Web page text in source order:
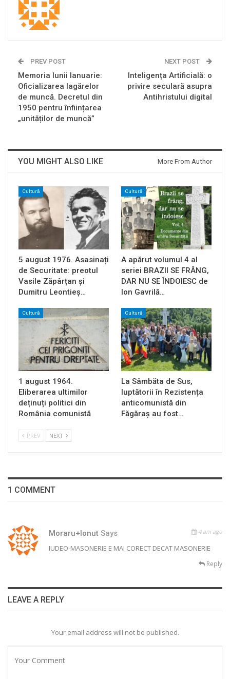
PREV POST
Memoria lunii Ianuarie:
Oficializarea lagărelor
de muncă. Decretul din
1950 pentru înființarea
„unităților de muncă”
NEXT POST
Inteligența Artificială: o
privire seculară asupra
Antihristului digital
YOU MIGHT ALSO LIKE More From Author
Cultură
5 august 1976. Asasinați
de Securitate: preotul
Vasile Zăpârțan și
Dumitru Leontieș…
Cultură
A apărut volumul 4 al
seriei BRAZII SE FRÂNG,
DAR NU SE ÎNDOIESC de
Ion Gavrilă…
Cultură
1 august 1964.
Eliberarea ultimilor
deținuți politici din
România comunistă
Cultură
La Sâmbăta de Sus,
luptătorii în Rezistența
anticomunistă din
Făgăraș au fost…
PREV NEXT
1 COMMENT
Moraru+Ionut Says 4 ani ago
IUDEO-MASONERIE E MAI CORECT DECAT MASONERIE
Reply
LEAVE A REPLY
Your email address will not be published.